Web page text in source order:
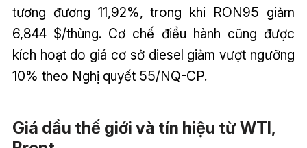
tương đương 11,92%, trong khi RON95 giảm
6,844 $/thùng. Cơ chế điều hành cũng được
kích hoạt do giá cơ sở diesel giảm vượt ngưỡng
10% theo Nghị quyết 55/NQ-CP.
Giá dầu thế giới và tín hiệu từ WTI,